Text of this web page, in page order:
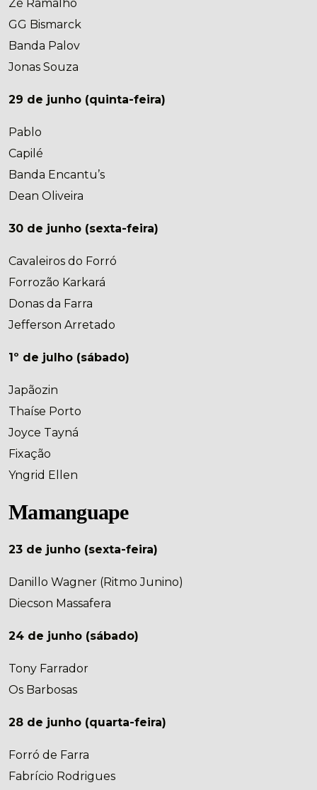
Zé Ramalho
GG Bismarck
Banda Palov
Jonas Souza
29 de junho (quinta-feira)
Pablo
Capilé
Banda Encantu’s
Dean Oliveira
30 de junho (sexta-feira)
Cavaleiros do Forró
Forrozão Karkará
Donas da Farra
Jefferson Arretado
1º de julho (sábado)
Japãozin
Thaíse Porto
Joyce Tayná
Fixação
Yngrid Ellen
Mamanguape
23 de junho (sexta-feira)
Danillo Wagner (Ritmo Junino)
Diecson Massafera
24 de junho (sábado)
Tony Farrador
Os Barbosas
28 de junho (quarta-feira)
Forró de Farra
Fabrício Rodrigues